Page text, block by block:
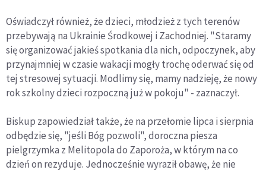
Oświadczył również, że dzieci, młodzież z tych terenów
przebywają na Ukrainie Środkowej i Zachodniej. "Staramy
się organizować jakieś spotkania dla nich, odpoczynek, aby
przynajmniej w czasie wakacji mogły trochę oderwać się od
tej stresowej sytuacji. Modlimy się, mamy nadzieję, że nowy
rok szkolny dzieci rozpoczną już w pokoju" - zaznaczył.
Biskup zapowiedział także, że na przełomie lipca i sierpnia
odbędzie się, "jeśli Bóg pozwoli", doroczna piesza
pielgrzymka z Melitopola do Zaporoża, w którym na co
dzień on rezyduje. Jednocześnie wyraził obawę, że nie